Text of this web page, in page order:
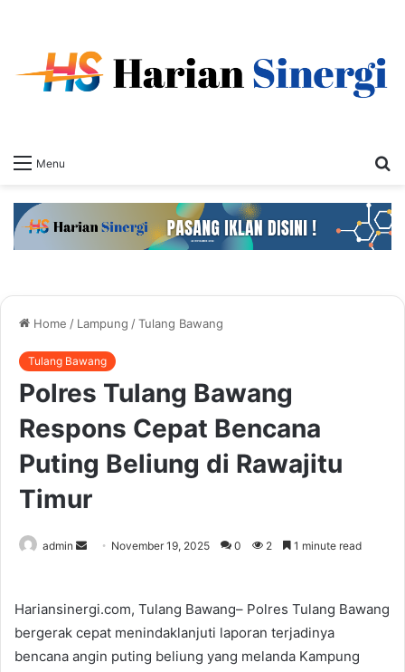
Menu
Home / Lampung /Tulang Bawang
Tulang Bawang
Polres Tulang Bawang
Respons Cepat Bencana
Puting Beliung di Rawajitu
Timur
admin
Send November 19, 2025 0 2 1 minute read
Hariansinergi.com, Tulang Bawang– Polres Tulang Bawang
bergerak cepat menindaklanjuti laporan terjadinya
bencana angin puting beliung yang melanda Kampung